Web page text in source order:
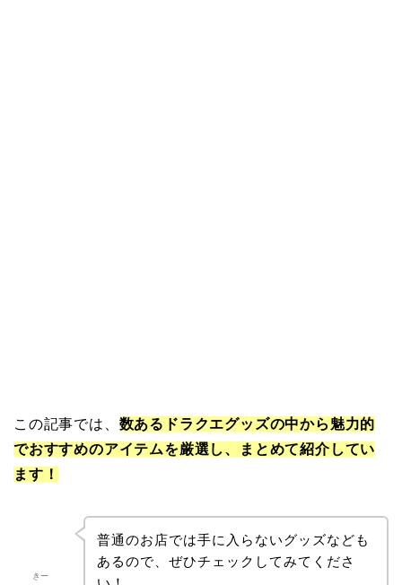
この記事では、 数あるドラクエグッズの中から魅力的
でおすすめのアイテムを厳選し、まとめて紹介してい
ます！
きー
普通のお店では手に入らないグッズなども
あるので、ぜひチェックしてみてくださ